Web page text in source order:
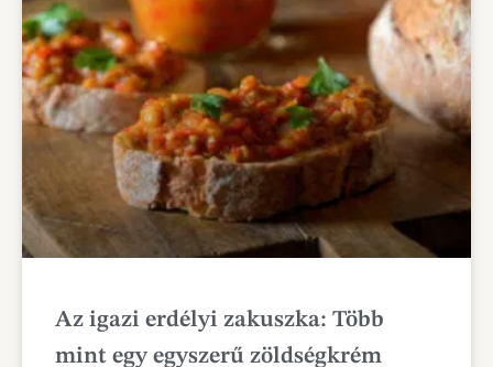
Az igazi erdélyi zakuszka: Több
mint egy egyszerű zöldségkrém